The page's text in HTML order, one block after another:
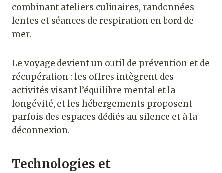
combinant ateliers culinaires, randonnées
lentes et séances de respiration en bord de
mer.
Le voyage devient un outil de prévention et de
récupération : les offres intègrent des
activités visant l’équilibre mental et la
longévité, et les hébergements proposent
parfois des espaces dédiés au silence et à la
déconnexion.
Technologies et